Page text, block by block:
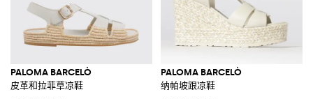
PALOMA BARCELÒ
皮革和拉菲草凉鞋
PALOMA BARCELÒ
纳帕坡跟凉鞋